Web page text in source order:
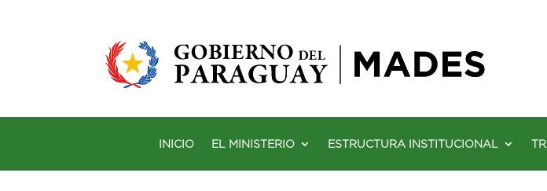
INICIO EL MINISTERIO ESTRUCTURA INSTITUCIONAL